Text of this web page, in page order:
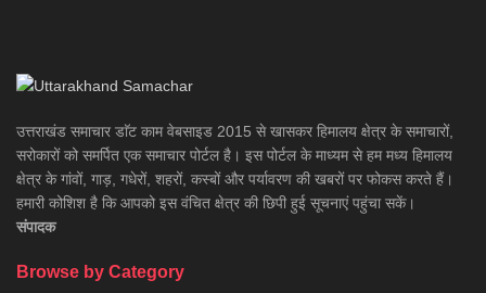
उत्तराखंड समाचार डाॅट काम वेबसाइड 2015 से खासकर हिमालय क्षेत्र के समाचारों,
सरोकारों को समर्पित एक समाचार पोर्टल है। इस पोर्टल के माध्यम से हम मध्य हिमालय
क्षेत्र के गांवों, गाड़, गधेरों, शहरों, कस्बों और पर्यावरण की खबरों पर फोकस करते हैं।
हमारी कोशिश है कि आपको इस वंचित क्षेत्र की छिपी हुई सूचनाएं पहुंचा सकें।
संपादक
Browse by Category